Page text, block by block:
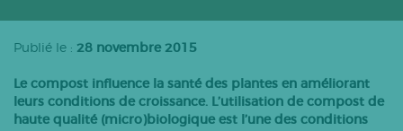
Légumes
PPAM
Semences
Publié le : 28 novembre 2015
Le compost influence la santé des plantes en améliorant
leurs conditions de croissance. L’utilisation de compost de
haute qualité (micro)biologique est l’une des conditions